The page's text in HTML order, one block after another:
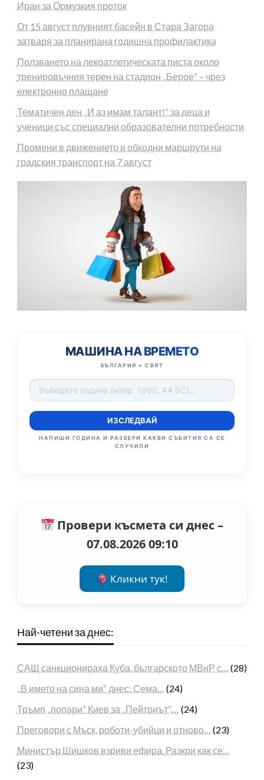
Иран за Ормузкия проток
От 15 август плувният басейн в Стара Загора
затваря за планирана годишна профилактика
Ползването на лекоатлетическата писта около
тренировъчния терен на стадион „Берое“ – чрез
електронно плащане
Тематичен ден „И аз имам талант!“ за деца и
ученици със специални образователни потребности
Промени в движението и обходни маршрути на
градския транспорт на 7 август
МАШИНА НА ВРЕМЕТО
БЪЛГАРИЯ + СВЯТ
ИЗСЛЕДВАЙ
НАПИШИ ГОДИНА И РАЗБЕРИ КАКВИ СЪБИТИЯ СА СЕ
СЛУЧИЛИ
Провери късмета си днес –
07.08.2026 09:10
Кликни тук!
Най-четени за днес:
САЩ санкционираха Куба, българското МВнР с… (28)
„В името на сина ми“ днес: Сема… (24)
Тръмп „попари“ Киев за „Пейтриът“,… (24)
Преговори с Мъск, роботи-убийци и отново… (23)
Министър Шишков взриви ефира. Разкри как се…
(23)